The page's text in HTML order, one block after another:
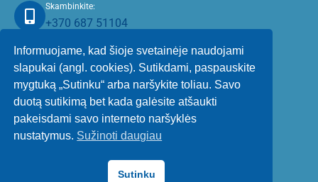
Skambinkite:
+370 687 51104
Rašykite:
sistema@sistema.lt
Įmonės rekvizitai:
UAB Sistema
Įm. kodas.: 173821771
J. Janonio g. 30, Skuodas, LT98113
a/s LT524010044700050250 (Luminor)
Informuojame, kad šioje svetainėje naudojami
slapukai (angl. cookies). Sutikdami, paspauskite
mygtuką „Sutinku“ arba naršykite toliau. Savo
duotą sutikimą bet kada galėsite atšaukti
pakeisdami savo interneto naršyklės
nustatymus. Sužinoti daugiau
Sutinku